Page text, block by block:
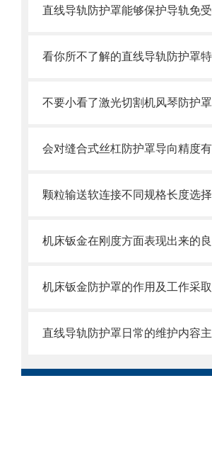
颗粒输送软连接不同规格长度选择